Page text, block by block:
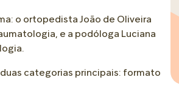
o ortopedista João de Oliveira
e a podóloga Luciana
categorias principais: formato